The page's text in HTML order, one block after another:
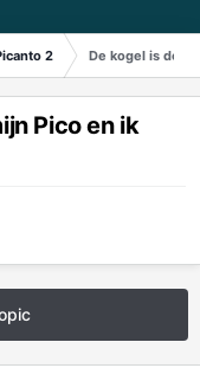
2 De kogel is door
Pico en ik